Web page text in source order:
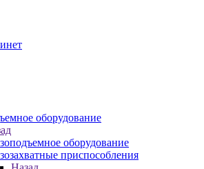
оборудование
оборудование
приспособления